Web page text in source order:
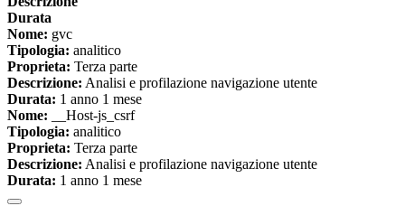
Durata
Nome: gvc
Tipologia: analitico
Proprieta: Terza parte
Descrizione: Analisi e profilazione navigazione utente
Durata: 1 anno 1 mese
Nome: __Host-js_csrf
Tipologia: analitico
Proprieta: Terza parte
Descrizione: Analisi e profilazione navigazione utente
Durata: 1 anno 1 mese